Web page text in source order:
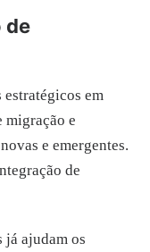
de
em
migração e
e emergentes.
de
já ajudam os